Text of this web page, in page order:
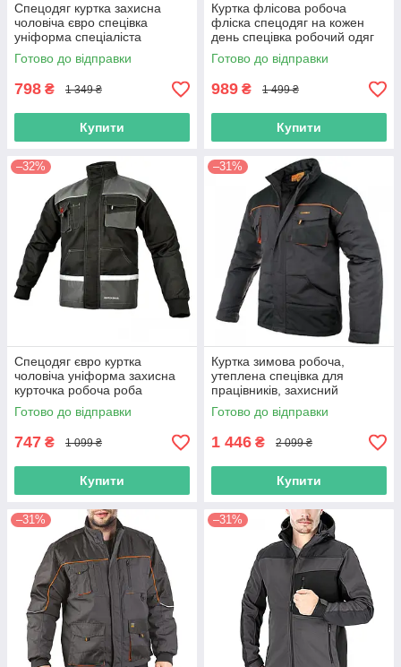
Спецодяг куртка захисна
чоловіча євро спецівка
уніформа спеціаліста
курточка для робіт роба
польша
Готово до відправки
798 ₴ 1 349 ₴
Купити
Куртка флісова робоча
фліска спецодяг на кожен
день спецівка робочий одяг
reis польша polar twin
Готово до відправки
989 ₴ 1 499 ₴
Купити
–32%
Спецодяг євро куртка
чоловіча уніформа захисна
курточка робоча роба
універсальна спецівка для
робіт польша
Готово до відправки
747 ₴ 1 099 ₴
Купити
–31%
Куртка зимова робоча,
утеплена спецівка для
працівників, захисний
спецодяг, роба чоловіча,
уніформа Classic польша
Готово до відправки
1 446 ₴ 2 099 ₴
Купити
–31% –31%